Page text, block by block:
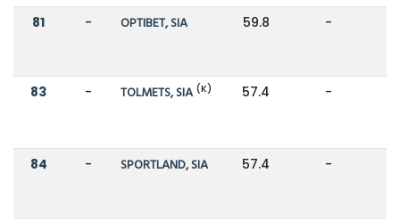
81 - OPTIBET, SIA 59.8 -
83 - TOLMETS, SIA (K) 57.4 -
84 - SPORTLAND, SIA 57.4 -